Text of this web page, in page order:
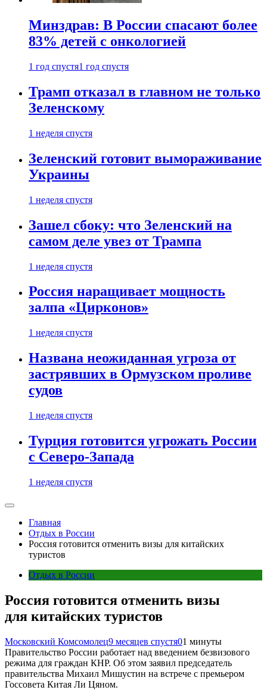
Минздрав: В России спасают более
83% детей с онкологией
1 год спустя1 год спустя
Трамп отказал в главном не только
Зеленскому
1 неделя спустя
Зеленский готовит вымораживание
Украины
1 неделя спустя
Зашел сбоку: что Зеленский на
самом деле увез от Трампа
1 неделя спустя
Россия наращивает мощность
залпа «Цирконов»
1 неделя спустя
Названа неожиданная угроза от
застрявших в Ормузском проливе
судов
1 неделя спустя
Турция готовится угрожать России
с Северо-Запада
1 неделя спустя
Главная
Отдых в России
Россия готовится отменить визы для китайских
туристов
Отдых в России
Россия готовится отменить визы
для китайских туристов
Московский Комсомолец9 месяцев спустя01 минуты
Правительство России работает над введением безвизового
режима для граждан КНР. Об этом заявил председатель
правительства Михаил Мишустин на встрече с премьером
Госсовета Китая Ли Цяном.